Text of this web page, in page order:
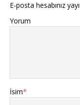
E-posta hesabınız
Yorum
İsim*